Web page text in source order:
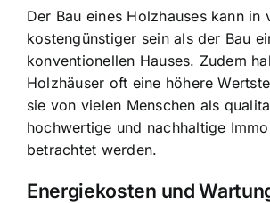
Der Bau eines Holzhauses kann in
kostengünstiger sein als der Bau
konventionellen Hauses. Zudem
Holzhäuser oft eine höhere
sie von vielen Menschen als
hochwertige und nachhaltige
betrachtet werden.
Energiekosten und